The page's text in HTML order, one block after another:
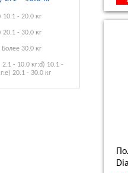
10.1 - 20.0 кг
20.1 - 30.0 кг
30.0 кг
2.1 - 10.0 кг:d) 10.1 -
20.1 - 30.0 кг